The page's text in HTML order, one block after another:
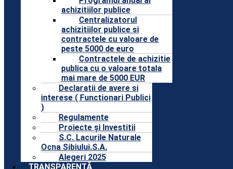
achizitiilor publice
Centralizatorul
achizitiilor publice si
contractele cu valoare de
peste 5000 de euro
Contractele de achizitie
publica cu o valoare totala
mai mare de 5000 EUR
Declaratii de avere si
interese ( Functionari Publici
)
Regulamente
Proiecte și Investitii
S.C. Lacurile Naturale
Ocna Sibiului.S.A.
Alegeri 2025
TRANSPARENȚĂ